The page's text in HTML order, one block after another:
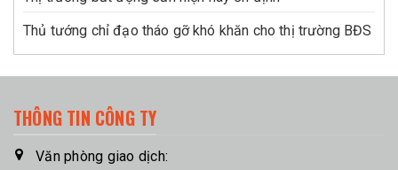
Thủ tướng chỉ đạo tháo gỡ khó khăn cho thị trường BĐS
THÔNG TIN CÔNG TY
Văn phòng giao dịch: